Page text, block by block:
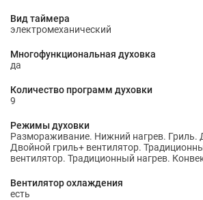
Вид таймера
электромеханический
Многофункциональная духовка
да
Количество программ духовки
9
Режимы духовки
Размораживание. Нижний нагрев. Гриль.
Двойной гриль+ вентилятор.
вентилятор. Традиционный нагрев.
Вентилятор охлаждения
есть